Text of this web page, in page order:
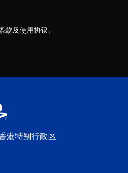
款及使用协议。
港特别行政区